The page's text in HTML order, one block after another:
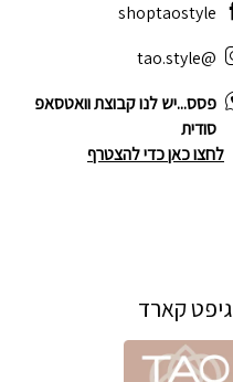
shoptaostyle
@tao.style
פסס...יש לנו קבוצת וואטסאפ
סודית
לחצו כאן כדי להצטרף
גיפט קארד